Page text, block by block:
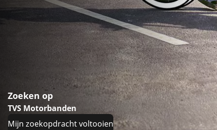
Zoeken op
TVS Motorbanden
Mijn zoekopdracht voltooien